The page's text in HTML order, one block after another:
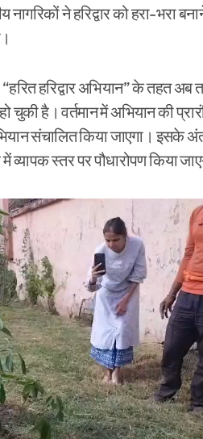
ने हरिद्वार को हरा-भरा
हरिद्वार अभियान” के तहत अब
है। वर्तमान में अभियान की
संचालित किया जाएगा। इसके
में व्यापक स्तर पर पौधारोपण किया